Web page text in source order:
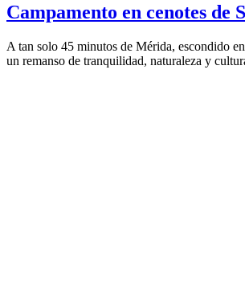
Campamento en cenotes de
A tan solo 45 minutos de Mérida, escondido
un remanso de tranquilidad, naturaleza y